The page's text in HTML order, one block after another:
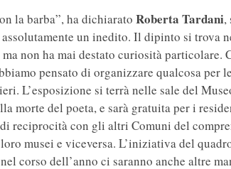
la barba”, ha dichiarato Roberta Tardani,
un inedito. Il dipinto si trova
non ha mai destato curiosità
pensato di organizzare qualcosa per
L’esposizione si terrà nelle sale del
morte del poeta, e sarà gratuita per i
reciprocità con gli altri Comuni del
musei e viceversa. L’iniziativa del
corso dell’anno ci saranno anche altre